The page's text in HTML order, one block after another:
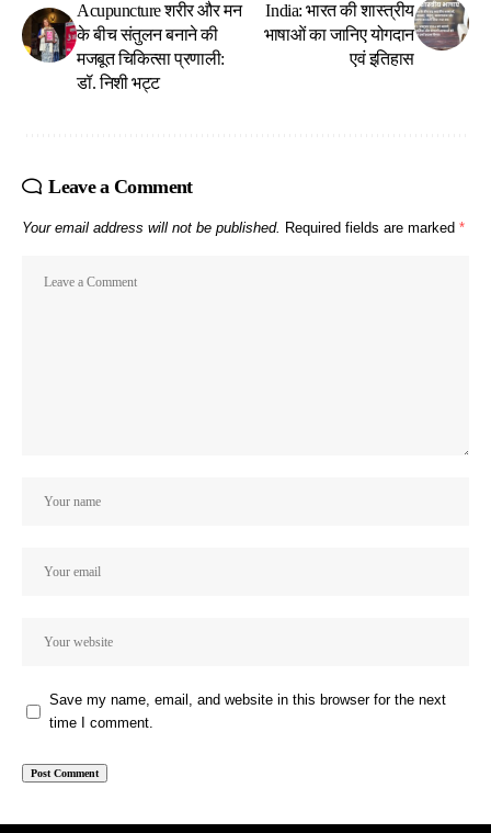
Acupuncture शरीर और मन
के बीच संतुलन बनाने की
मजबूत चिकित्सा प्रणाली:
डॉ. निशी भट्ट
India: भारत की शास्त्रीय
भाषाओं का जानिए योगदान
एवं इतिहास
Leave a Comment
Your email address will not be published. Required fields are marked *
Save my name, email, and website in this browser for the next
time I comment.